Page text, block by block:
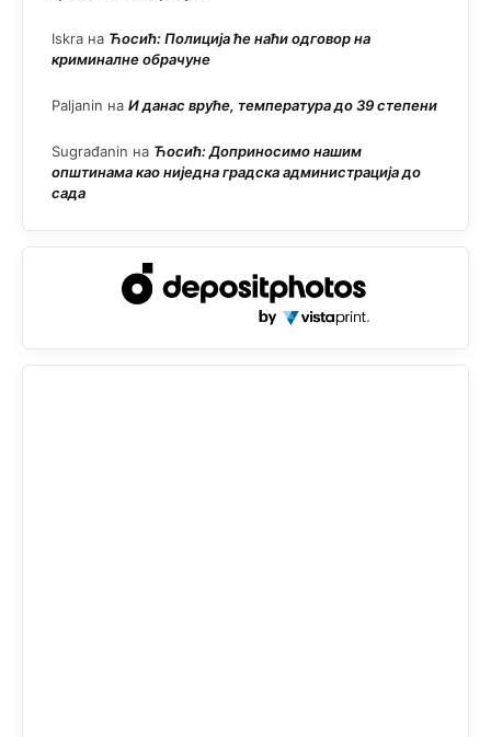
Iskra на Ћосић: Полиција ће наћи одговор на
криминалне обрачуне
Paljanin на И данас вруће, температура до 39 степени
Sugrađanin на Ћосић: Доприносимо нашим
општинама као ниједна градска администрација до
сада